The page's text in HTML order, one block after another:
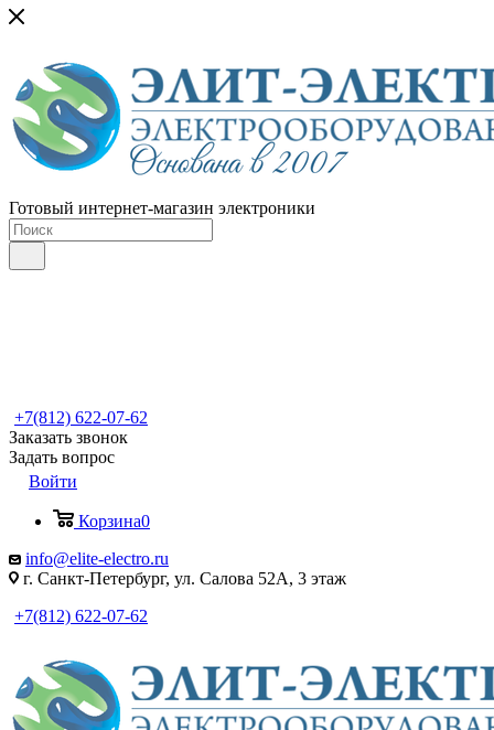
Готовый интернет-магазин электроники
+7(812) 622-07-62
Заказать звонок
Задать вопрос
Войти
Корзина0
info@elite-electro.ru
г. Санкт-Петербург, ул. Салова 52А, 3 этаж
+7(812) 622-07-62